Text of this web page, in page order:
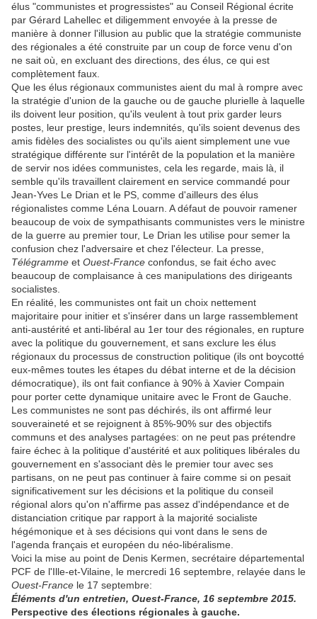
élus "communistes et progressistes" au Conseil Régional écrite
par Gérard Lahellec et diligemment envoyée à la presse de
manière à donner l'illusion au public que la stratégie communiste
des régionales a été construite par un coup de force venu d'on
ne sait où, en excluant des directions, des élus, ce qui est
complètement faux.
Que les élus régionaux communistes aient du mal à rompre avec
la stratégie d'union de la gauche ou de gauche plurielle à laquelle
ils doivent leur position, qu'ils veulent à tout prix garder leurs
postes, leur prestige, leurs indemnités, qu'ils soient devenus des
amis fidèles des socialistes ou qu'ils aient simplement une vue
stratégique différente sur l'intérêt de la population et la manière
de servir nos idées communistes, cela les regarde, mais là, il
semble qu'ils travaillent clairement en service commandé pour
Jean-Yves Le Drian et le PS, comme d'ailleurs des élus
régionalistes comme Léna Louarn. A défaut de pouvoir ramener
beaucoup de voix de sympathisants communistes vers le ministre
de la guerre au premier tour, Le Drian les utilise pour semer la
confusion chez l'adversaire et chez l'électeur. La presse,
Télégramme et Ouest-France confondus, se fait écho avec
beaucoup de complaisance à ces manipulations des dirigeants
socialistes.
En réalité, les communistes ont fait un choix nettement
majoritaire pour initier et s'insérer dans un large rassemblement
anti-austérité et anti-libéral au 1er tour des régionales, en rupture
avec la politique du gouvernement, et sans exclure les élus
régionaux du processus de construction politique (ils ont boycotté
eux-mêmes toutes les étapes du débat interne et de la décision
démocratique), ils ont fait confiance à 90% à Xavier Compain
pour porter cette dynamique unitaire avec le Front de Gauche.
Les communistes ne sont pas déchirés, ils ont affirmé leur
souveraineté et se rejoignent à 85%-90% sur des objectifs
communs et des analyses partagées: on ne peut pas prétendre
faire échec à la politique d'austérité et aux politiques libérales du
gouvernement en s'associant dès le premier tour avec ses
partisans, on ne peut pas continuer à faire comme si on pesait
significativement sur les décisions et la politique du conseil
régional alors qu'on n'affirme pas assez d'indépendance et de
distanciation critique par rapport à la majorité socialiste
hégémonique et à ses décisions qui vont dans le sens de
l'agenda français et européen du néo-libéralisme.
Voici la mise au point de Denis Kermen, secrétaire départemental
PCF de l'Ille-et-Vilaine, le mercredi 16 septembre, relayée dans le
Ouest-France le 17 septembre:
Éléments d'un entretien, Ouest-France, 16 septembre 2015.
Perspective des élections régionales à gauche.